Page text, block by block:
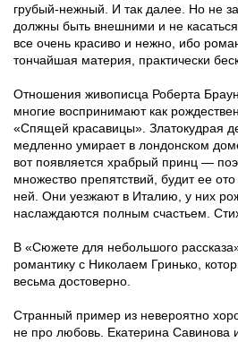
грубый-нежный. И так далее. Но не
должны быть внешними и не касаться
все очень красиво и нежно, ибо
тончайшая материя, практически
Отношения живописца Роберта
многие воспринимают как
«Спящей красавицы». Златокудрая
медленно умирает в лондонском
вот появляется храбрый принц —
множество препятствий, будит ее
ней. Они уезжают в Италию, у них
наслаждаются полным счастьем.
В «Сюжете для небольшого
романтику с Николаем Гринько,
весьма достоверно.
Странный пример из невероятно
не про любовь. Екатерина